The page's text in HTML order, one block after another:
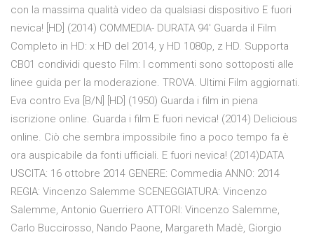
con la massima qualità video da qualsiasi dispositivo E fuori
nevica! [HD] (2014) COMMEDIA- DURATA 94′ Guarda il Film
Completo in HD: x HD del 2014, y HD 1080p, z HD. Supporta
CB01 condividi questo Film: I commenti sono sottoposti alle
linee guida per la moderazione. TROVA. Ultimi Film aggiornati.
Eva contro Eva [B/N] [HD] (1950) Guarda i film in piena
iscrizione online. Guarda i film E fuori nevica! (2014) Delicious
online. Ciò che sembra impossibile fino a poco tempo fa è
ora auspicabile da fonti ufficiali. E fuori nevica! (2014)DATA
USCITA: 16 ottobre 2014 GENERE: Commedia ANNO: 2014
REGIA: Vincenzo Salemme SCENEGGIATURA: Vincenzo
Salemme, Antonio Guerriero ATTORI: Vincenzo Salemme,
Carlo Buccirosso, Nando Paone, Margareth Madè, Giorgio